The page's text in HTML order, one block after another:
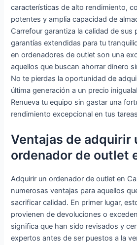
características de alto rendimiento,
potentes y amplia capacidad de
Carrefour garantiza la calidad de
garantías extendidas para tu
en ordenadores de outlet son una
aquellos que buscan ahorrar dinero
No te pierdas la oportunidad de
última generación a un precio
Renueva tu equipo sin gastar una
rendimiento excepcional en tus
Ventajas de adquirir
ordenador de outlet
Adquirir un ordenador de outlet en
numerosas ventajas para aquellos
sacrificar calidad. En primer lugar,
provienen de devoluciones o
significa que han sido revisados y
expertos antes de ser puestos a la